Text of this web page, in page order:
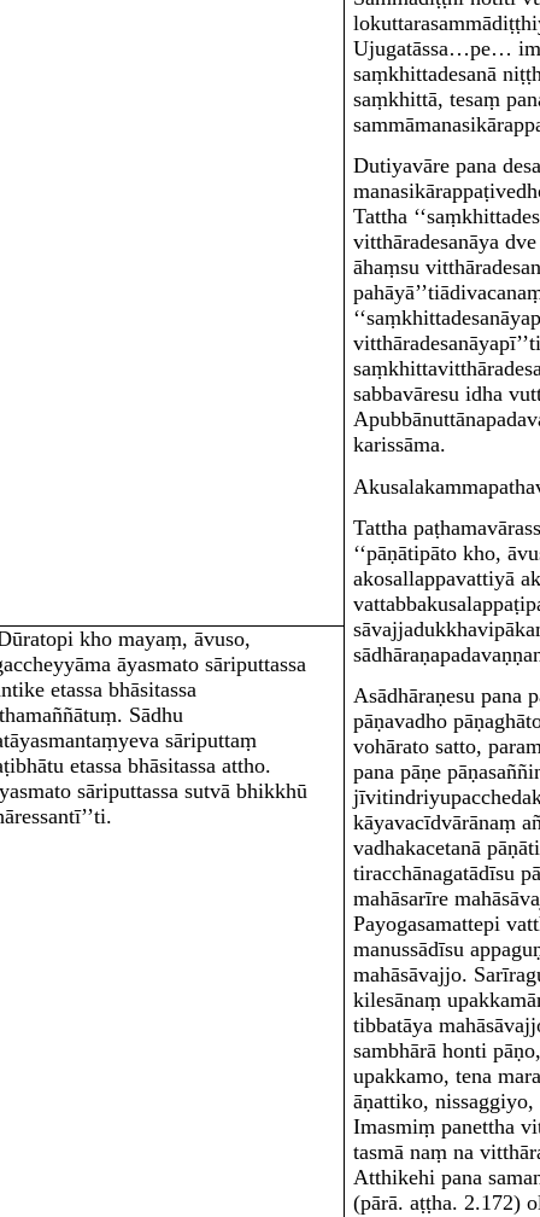
Ujugatāssa…pe…
saṃkhittadesanā
saṃkhittā, tesaṃ
Dutiyavāre pana
Tattha
vitthāradesanāya
āhaṃsu
sabbavāresu idha
karissāma.
Tattha
‘‘pāṇātipāto kho,
akosallappavattiyā
Asādhāraṇesu pana
pāṇavadho
vohārato satto,
pana pāṇe
kāyavacīdvārānaṃ
vadhakacetanā
tiracchānagatādīsu
mahāsarīre
Payogasamattepi
manussādīsu
mahāsāvajjo.
kilesānaṃ
tibbatāya
sambhārā honti
upakkamo, tena
āṇattiko,
Imasmiṃ panettha
tasmā naṃ na
Atthikehi pana
(pārā. aṭṭha. 2.172)
kho mayaṃ, āvuso,
āyasmato sāriputtassa
etassa bhāsitassa
Sādhu
sāriputtaṃ
etassa bhāsitassa attho.
sāriputtassa sutvā bhikkhū